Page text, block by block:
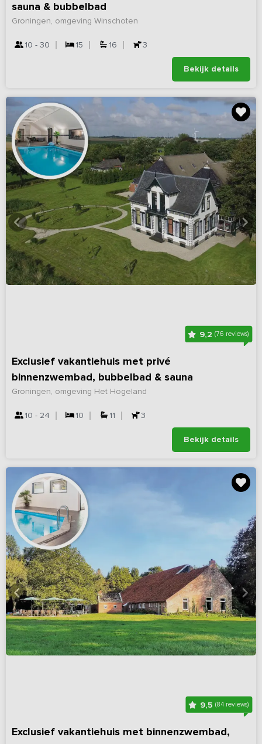
sauna & bubbelbad
Groningen, omgeving Winschoten
10 - 30 15 16 3
Bekijk details
9,2 (76 reviews)
Exclusief vakantiehuis met privé
binnenzwembad, bubbelbad & sauna
Groningen, omgeving Het Hogeland
10 - 24 10 11 3
Bekijk details
9,5(84 reviews)
Exclusief vakantiehuis met binnenzwembad,